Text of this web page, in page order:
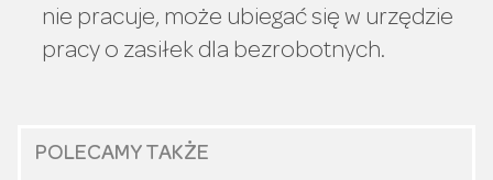
nie pracuje, może ubiegać się w urzędzie
pracy o zasiłek dla bezrobotnych.
POLECAMY TAKŻE